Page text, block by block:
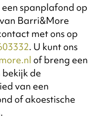
spanplafond op
Barri&More
met ons op
. U kunt ons
of breng een
bekijk de
van een
of akoestische